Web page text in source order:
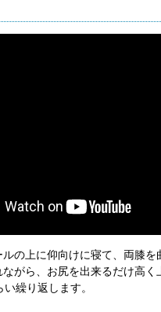
の上に仰向けに寝て、両膝を
がら、お尻を出来るだけ高く
繰り返します。